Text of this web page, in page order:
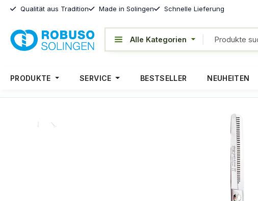
Qualität aus Tradition Made in Solingen Schnelle Lieferung
PRODUKTE SERVICE BESTSELLER NEUHEITEN